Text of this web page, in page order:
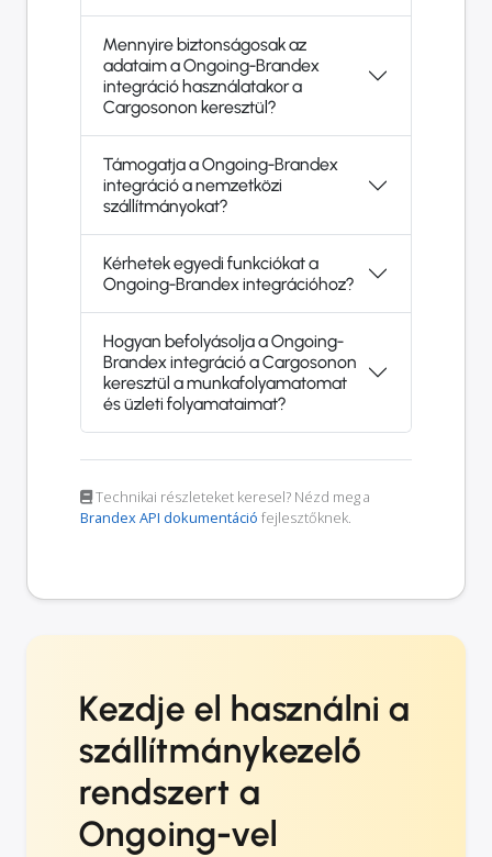
Mennyire biztonságosak az
adataim a Ongoing-Brandex
integráció használatakor a
Cargosonon keresztül?
Támogatja a Ongoing-Brandex
integráció a nemzetközi
szállítmányokat?
Kérhetek egyedi funkciókat a
Ongoing-Brandex integrációhoz?
Hogyan befolyásolja a Ongoing-
Brandex integráció a Cargosonon
keresztül a munkafolyamatomat
és üzleti folyamataimat?
Technikai részleteket keresel? Nézd meg a
Brandex API dokumentáció fejlesztőknek.
Kezdje el használni a
szállítmánykezelő
rendszert a
Ongoing-vel